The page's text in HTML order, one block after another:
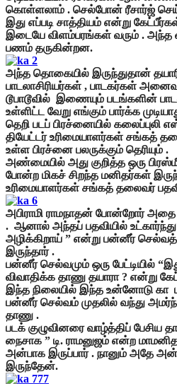
கொள்ளலாம் . செல்போன் ரீசார்ஜ்
இது எப்படி சாத்தியம் என்று
இடையே விளம்பரங்கள் வரும் . அந்த
பணம் தருகின்றன.
அந்த தொகையில் இருந்துதான்
பாடலாசிரியர்கள் , பாடகர்கள்
டூபாடூவில் இணையும் படங்களின்
உள்ளிட்ட வேறு எங்கும் பார்க்க
தெறி படப் பிரச்னையில் கலைப்புலி
தியேட்டர் உரிமையாளர்கள் சங்கத்
உள்ள பிரச்னை பலருக்கும் தெரியும் .
அண்மையில் அது குறித்த ஒரு
போன்ற மிகச் சிறந்த மனிதர்கள்
உரிமையாளர்கள் சங்கத் தலைவர்
அபிராமி ராமநாதன் போன்றோர் அதை
. ஆனால் அந்தப் பதவியில்
அழிக்கிறாய் ” என்று பன்னீர்
இருந்தார் .
பன்னீர் செல்வமும் ஒரு பேட்டியில்
விவாதிக்க தாணு தயாரா ? என்று
இந்த நிலையில் இந்த உன்னோடு கா
பன்னீர் செல்வம் முதலில் வந்து
தாணு .
படக் குழுவினரை வாழ்த்திப்
நைசாக ” டி. ராமனுஜம் என்ற
அன்பாக இருப்பார் . நானும் அதே
இருந்தேன்.